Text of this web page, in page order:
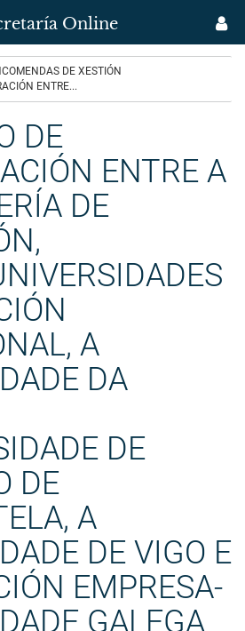
Online
DE XESTIÓN
ENTRE...
DE
ENTRE A
DE
A
DA
DE
DE
A
DE VIGO E
EMPRESA-
GALEGA